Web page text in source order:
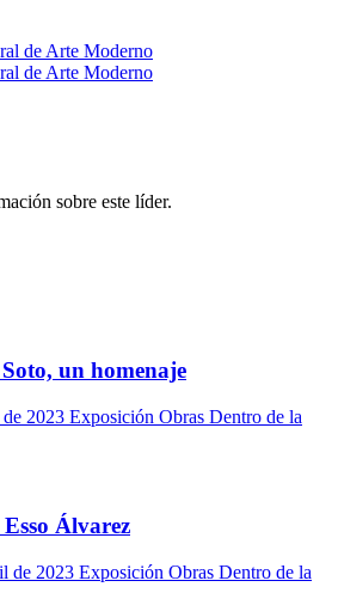
sobre este líder.
un homenaje
2023 Exposición Obras Dentro de la
Álvarez
de 2023 Exposición Obras Dentro de la